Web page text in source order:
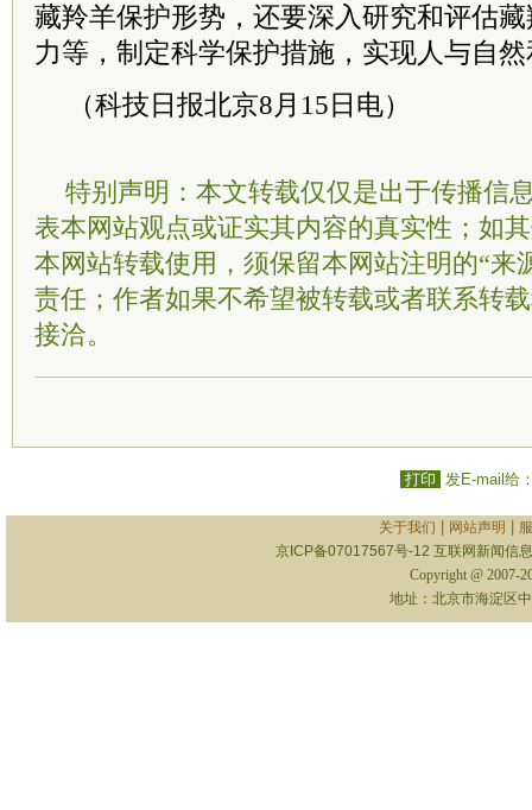
藏羚羊保护形势，还要深入研究和评估
力等，制定科学保护措施，实现人与自
（科技日报北京8月15日电）
特别声明：本文转载仅仅是出于传播信
表本网站观点或证实其内容的真实性；如
本网站转载使用，须保留本网站注明的“来
责任；作者如果不希望被转载或者联系转
接洽。
打印 发E-mail给
关于我们 网站声明
京ICP备07017567号-12 互联网新闻信
Copyright @ 2007-
地址：北京市海淀区